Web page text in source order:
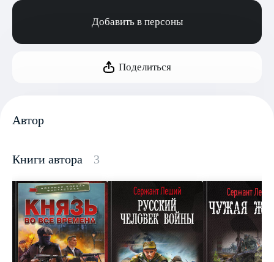
Добавить в персоны
Поделиться
Автор
Книги автора 3